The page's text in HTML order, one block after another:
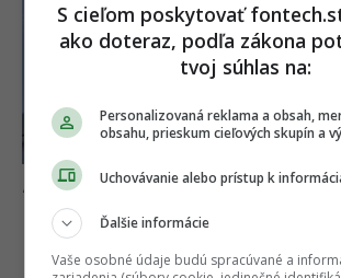
FonTech
Faceliftovaný model
S cieľom poskytovať
ako doteraz, podľa zákona
tvoj súhlas na:
Personalizovaná reklama a obsah,
obsahu, prieskum cieľových skupín a
Uchovávanie alebo prístup k
Ďalšie informácie
Vaše osobné údaje budú spracúvané a